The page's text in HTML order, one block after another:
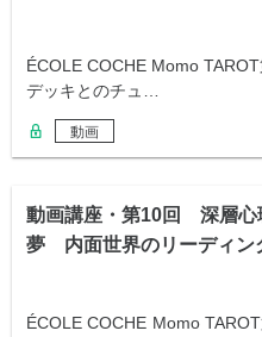
ÉCOLE COCHE Momo
デッキとのチュ…
動画
動画講座・第10回 深層心
夢 内面世界のリーディン
ÉCOLE COCHE Momo